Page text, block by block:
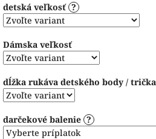
detská veľkosť ?
Dámska veľkosť
dĺžka rukáva detského body / trička
darčekové balenie ?